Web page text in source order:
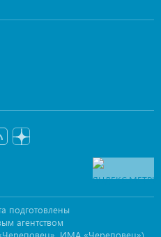
подготовлены
агентством
ИМА «Череповец»),